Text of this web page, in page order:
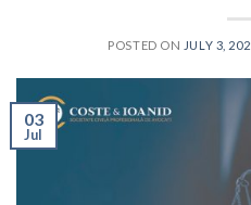
POSTED ON JULY 3,
03
Jul